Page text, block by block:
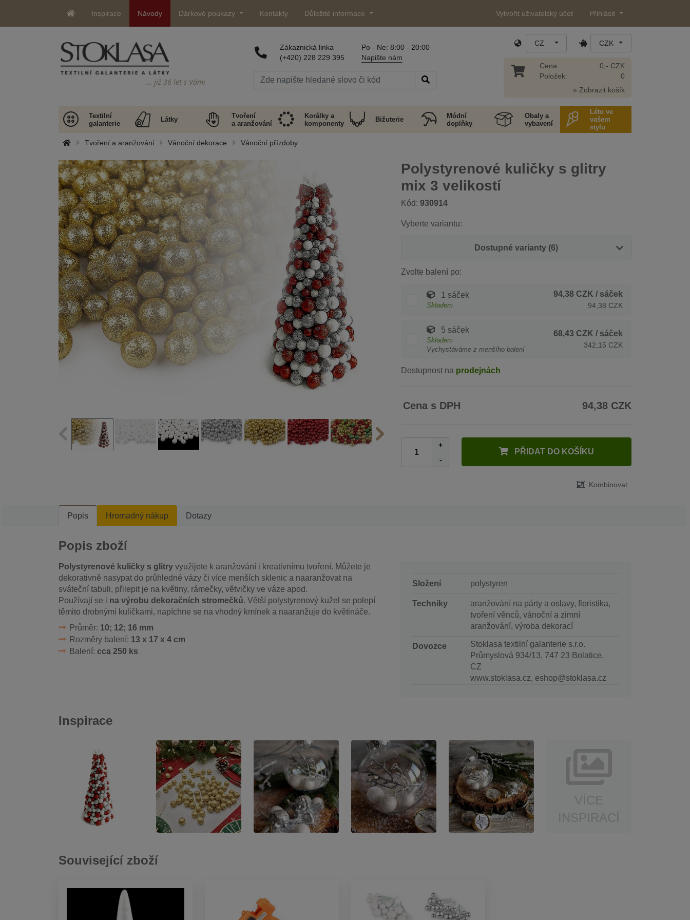
Inspirace Návody Dárkové poukazy Kontakty Důležité informace Vytvořit uživatelský účet Přihlásit
… již 36 let s Vámi
Zákaznická linka
(+420) 228 229 395
Po - Ne: 8:00 - 20:00
Napište nám
CZ CZK
Cena:
Položek:
0,- CZK
0
» Zobrazit košík
Textilní
galanterie
Látky
Tvoření
a aranžování
Korálky a
komponenty
Bižuterie
Módní
doplňky
Obaly a
vybavení
Léto ve
vašem
stylu
Tvoření a aranžování Vánoční dekorace Vánoční přízdoby
Polystyrenové kuličky s glitry
mix 3 velikostí
Kód: 930914
Vyberte variantu:
Dostupné varianty (6)
Zvolte balení po:
1 sáček
Skladem
94,38 CZK / sáček
94,38 CZK
5 sáček
Skladem
Vychystáváme z menšího balení
68,43 CZK / sáček
342,15 CZK
Dostupnost na prodejnách
Cena s DPH 94,38 CZK
+
-
PŘIDAT DO KOŠÍKU
Kombinovat
Popis Hromadný nákup Dotazy
Popis zboží
Polystyrenové kuličky s glitry využijete k aranžování i kreativnímu tvoření. Můžete je
dekorativně nasypat do průhledné vázy či více menších sklenic a naaranžovat na
sváteční tabuli, přilepit je na květiny, rámečky, větvičky ve váze apod.
Používají se i na výrobu dekoračních stromečků. Větší polystyrenový kužel se polepí
těmito drobnými kuličkami, napíchne se na vhodný kmínek a naaranžuje do květináče.
Průměr: 10; 12; 16 mm
Rozměry balení: 13 x 17 x 4 cm
Balení: cca 250 ks
Složení polystyren
Techniky
aranžování na párty a oslavy, floristika,
tvoření věnců, vánoční a zimní
aranžování, výroba dekorací
Dovozce
Stoklasa textilní galanterie s.r.o.
Průmyslová 934/13, 747 23 Bolatice,
CZ
www.stoklasa.cz, eshop@stoklasa.cz
Inspirace
Související zboží